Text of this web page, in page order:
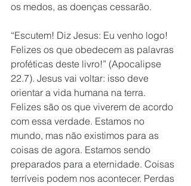
os medos, as doenças cessarão.
“Escutem! Diz Jesus: Eu venho logo!
Felizes os que obedecem as palavras
proféticas deste livro!” (Apocalipse
22.7). Jesus vai voltar: isso deve
orientar a vida humana na terra.
Felizes são os que viverem de acordo
com essa verdade. Estamos no
mundo, mas não existimos para as
coisas de agora. Estamos sendo
preparados para a eternidade. Coisas
terríveis podem nos acontecer. Perdas